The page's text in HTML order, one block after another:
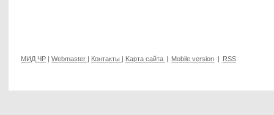
МИД ЧР | Webmaster | Контакты | Kарта сайта | Mobile version | RSS